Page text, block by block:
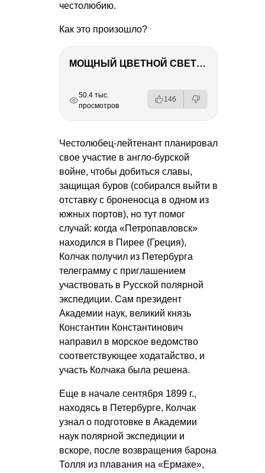
честолюбию.
Как это произошло?
МОЩНЫЙ ЦВЕТНОЙ СВЕТ – NANLITE FC-500C
РЕКЛАМА
РЕКЛАМА
РЕКЛАМА
РЕКЛАМА
РЕКЛАМА
РЕКЛАМА
50.4 тыс.
просмотров
146
Честолюбец-лейтенант планировал
свое участие в англо-бурской
войне, чтобы добиться славы,
защищая буров (собирался выйти в
отставку с броненосца в одном из
южных портов), но тут помог
случай: когда «Петропавловск»
находился в Пирее (Греция),
Колчак получил из Петербурга
телеграмму с приглашением
участвовать в Русской полярной
экспедиции. Сам президент
Академии наук, великий князь
Константин Константинович
направил в морское ведомство
соответствующее ходатайство, и
участь Колчака была решена.
Еще в начале сентября 1899 г.,
находясь в Петербурге, Колчак
узнал о подготовке в Академии
наук полярной экспедиции и
вскоре, после возвращения барона
Толля из плавания на «Ермаке»,